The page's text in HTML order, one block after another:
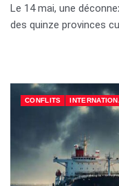
Le 14 mai, une
des quinze provinces
CONFLITS